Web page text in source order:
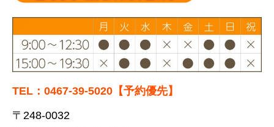
TEL：0467-39-5020【予約優先】
〒248-0032